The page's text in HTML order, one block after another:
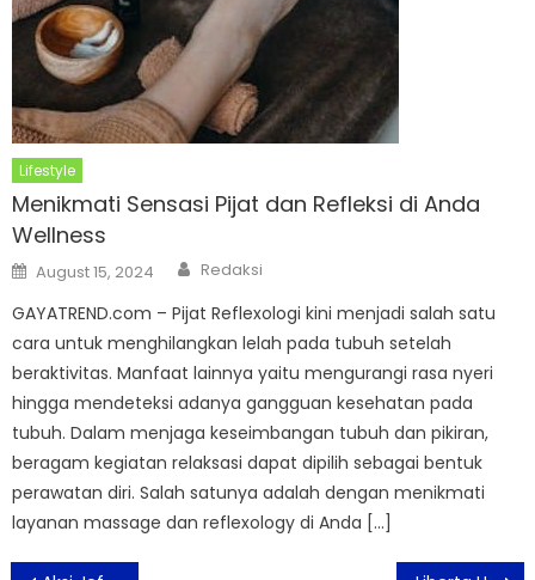
Lifestyle
Menikmati Sensasi Pijat dan Refleksi di Anda
Wellness
Posted
on
August 15, 2024 Author
Redaksi
GAYATREND.com – Pijat Reflexologi kini menjadi salah satu
cara untuk menghilangkan lelah pada tubuh setelah
beraktivitas. Manfaat lainnya yaitu mengurangi rasa nyeri
hingga mendeteksi adanya gangguan kesehatan pada
tubuh. Dalam menjaga keseimbangan tubuh dan pikiran,
beragam kegiatan relaksasi dapat dipilih sebagai bentuk
perawatan diri. Salah satunya adalah dengan menikmati
layanan massage dan reflexology di Anda […]